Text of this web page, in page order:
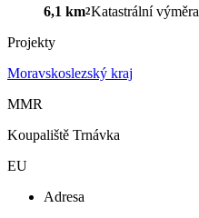
6,1 km2Katastrální výměra
Projekty
Moravskoslezský kraj
MMR
Koupaliště Trnávka
EU
Adresa